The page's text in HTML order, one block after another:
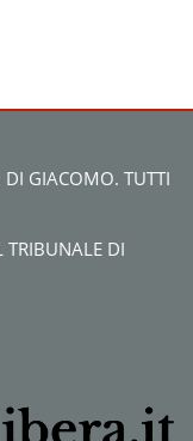
DI GIACOMO. TUTTI
TRIBUNALE DI